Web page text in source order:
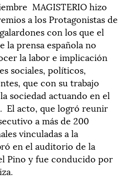
MAGISTERIO hizo
a los Protagonistas de
con los que el
la prensa española no
la labor e implicación
sociales, políticos,
que con su trabajo
sociedad actuando en el
El acto, que logró reunir
a más de 200
vinculadas a la
en el auditorio de la
Pino y fue conducido por